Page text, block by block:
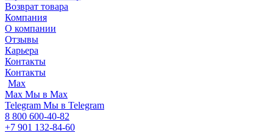
Возврат товара
Компания
О компании
Отзывы
Карьера
Контакты
Контакты
Max
Max Мы в Max
Telegram Мы в Telegram
8 800 600-40-82
+7 901 132-84-60